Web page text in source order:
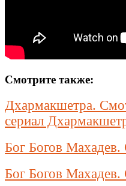
Смотрите также:
Дхармакшетра.
сериал
Бог Богов
Бог Богов